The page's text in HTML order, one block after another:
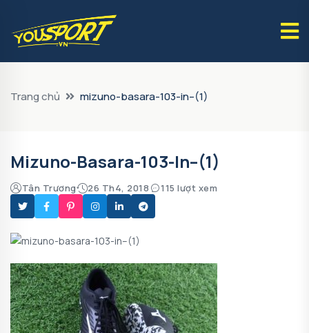
Trang chủ mizuno-basara-103-in–(1)
Mizuno-Basara-103-In–(1)
Tân Trương 26 Th4, 2018 115 lượt xem